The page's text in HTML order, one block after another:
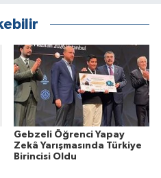
Gebzeli Öğrenci Yapay
Zekâ Yarışmasında Türkiye
Birincisi Oldu